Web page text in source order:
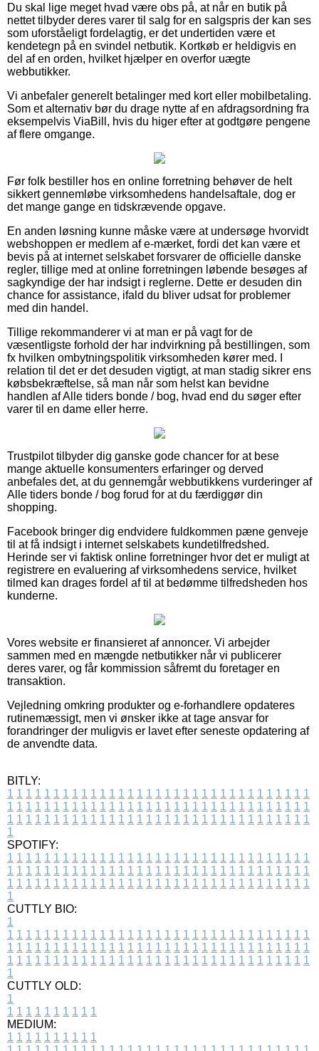
Du skal lige meget hvad være obs på, at når en butik på
nettet tilbyder deres varer til salg for en salgspris der kan ses
som uforståeligt fordelagtig, er det undertiden være et
kendetegn på en svindel netbutik. Kortkøb er heldigvis en
del af en orden, hvilket hjælper en overfor uægte
webbutikker.
Vi anbefaler generelt betalinger med kort eller mobilbetaling.
Som et alternativ bør du drage nytte af en afdragsordning fra
eksempelvis ViaBill, hvis du higer efter at godtgøre pengene
af flere omgange.
Før folk bestiller hos en online forretning behøver de helt
sikkert gennemløbe virksomhedens handelsaftale, dog er
det mange gange en tidskrævende opgave.
En anden løsning kunne måske være at undersøge hvorvidt
webshoppen er medlem af e-mærket, fordi det kan være et
bevis på at internet selskabet forsvarer de officielle danske
regler, tillige med at online forretningen løbende besøges af
sagkyndige der har indsigt i reglerne. Dette er desuden din
chance for assistance, ifald du bliver udsat for problemer
med din handel.
Tillige rekommanderer vi at man er på vagt for de
væsentligste forhold der har indvirkning på bestillingen, som
fx hvilken ombytningspolitik virksomheden kører med. I
relation til det er det desuden vigtigt, at man stadig sikrer ens
købsbekræftelse, så man når som helst kan bevidne
handlen af Alle tiders bonde / bog, hvad end du søger efter
varer til en dame eller herre.
Trustpilot tilbyder dig ganske gode chancer for at bese
mange aktuelle konsumenters erfaringer og derved
anbefales det, at du gennemgår webbutikkens vurderinger af
Alle tiders bonde / bog forud for at du færdiggør din
shopping.
Facebook bringer dig endvidere fuldkommen pæne genveje
til at få indsigt i internet selskabets kundetilfredshed.
Herinde ser vi faktisk online forretninger hvor det er muligt at
registrere en evaluering af virksomhedens service, hvilket
tilmed kan drages fordel af til at bedømme tilfredsheden hos
kunderne.
Vores website er finansieret af annoncer. Vi arbejder
sammen med en mængde netbutikker når vi publicerer
deres varer, og får kommission såfremt du foretager en
transaktion.
Vejledning omkring produkter og e-forhandlere opdateres
rutinemæssigt, men vi ønsker ikke at tage ansvar for
forandringer der muligvis er lavet efter seneste opdatering af
de anvendte data.
BITLY:
1 1 1 1 1 1 1 1 1 1 1 1 1 1 1 1 1 1 1 1 1 1 1 1 1 1 1 1 1 1 1 1 1
1 1 1 1 1 1 1 1 1 1 1 1 1 1 1 1 1 1 1 1 1 1 1 1 1 1 1 1 1 1 1 1 1
1 1 1 1 1 1 1 1 1 1 1 1 1 1 1 1 1 1 1 1 1 1 1 1 1 1 1 1 1 1 1 1 1
1
SPOTIFY:
1 1 1 1 1 1 1 1 1 1 1 1 1 1 1 1 1 1 1 1 1 1 1 1 1 1 1 1 1 1 1 1 1
1 1 1 1 1 1 1 1 1 1 1 1 1 1 1 1 1 1 1 1 1 1 1 1 1 1 1 1 1 1 1 1 1
1 1 1 1 1 1 1 1 1 1 1 1 1 1 1 1 1 1 1 1 1 1 1 1 1 1 1 1 1 1 1 1 1
1
CUTTLY BIO:
1
1 1 1 1 1 1 1 1 1 1 1 1 1 1 1 1 1 1 1 1 1 1 1 1 1 1 1 1 1 1 1 1 1
1 1 1 1 1 1 1 1 1 1 1 1 1 1 1 1 1 1 1 1 1 1 1 1 1 1 1 1 1 1 1 1 1
1 1 1 1 1 1 1 1 1 1 1 1 1 1 1 1 1 1 1 1 1 1 1 1 1 1 1 1 1 1 1 1 1
1
CUTTLY OLD:
1
1 1 1 1 1 1 1 1 1 1
MEDIUM:
1 1 1 1 1 1 1 1 1 1